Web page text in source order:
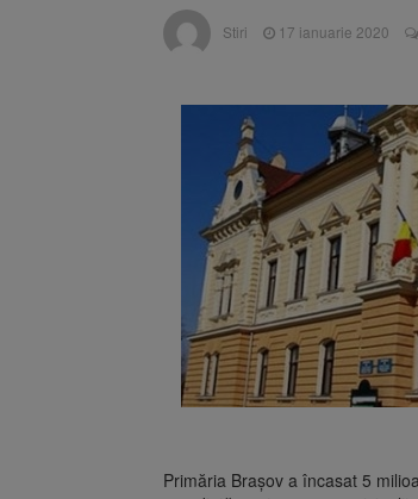
procesul
Stiri 17 ianuarie 2020
Primăria Brașov a încasat 5